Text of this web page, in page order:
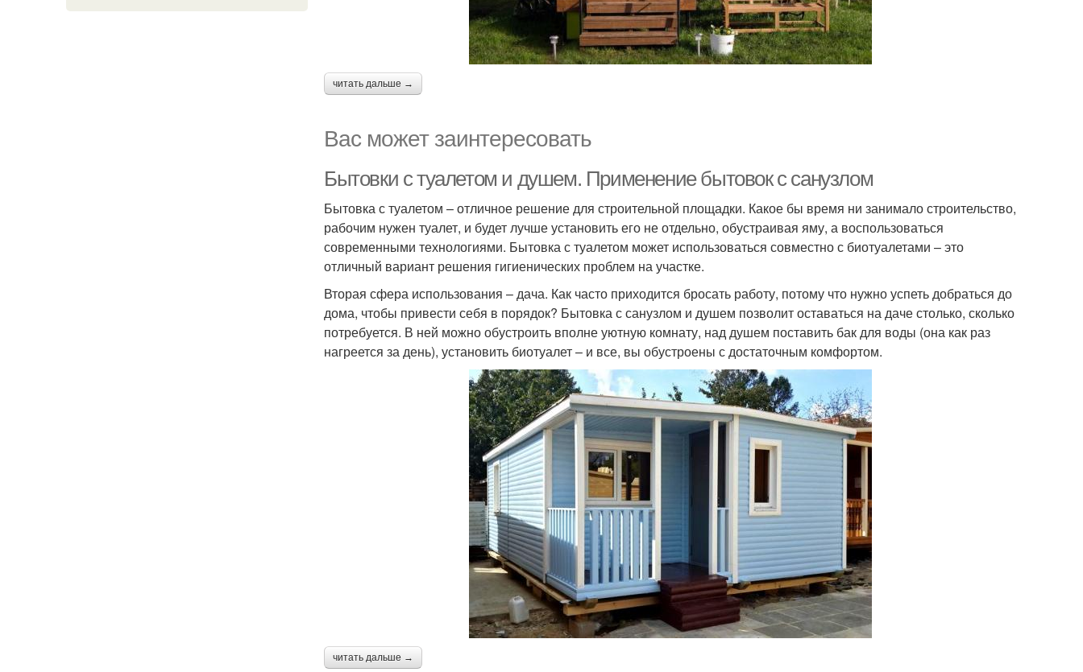
читать дальше →
Вас может заинтересовать
Бытовки с туалетом и душем. Применение бытовок с санузлом
Бытовка с туалетом – отличное решение для строительной площадки. Какое бы время ни занимало строительство,
рабочим нужен туалет, и будет лучше установить его не отдельно, обустраивая яму, а воспользоваться
современными технологиями. Бытовка с туалетом может использоваться совместно с биотуалетами – это
отличный вариант решения гигиенических проблем на участке.
Вторая сфера использования – дача. Как часто приходится бросать работу, потому что нужно успеть добраться до
дома, чтобы привести себя в порядок? Бытовка с санузлом и душем позволит оставаться на даче столько, сколько
потребуется. В ней можно обустроить вполне уютную комнату, над душем поставить бак для воды (она как раз
нагреется за день), установить биотуалет – и все, вы обустроены с достаточным комфортом.
читать дальше →